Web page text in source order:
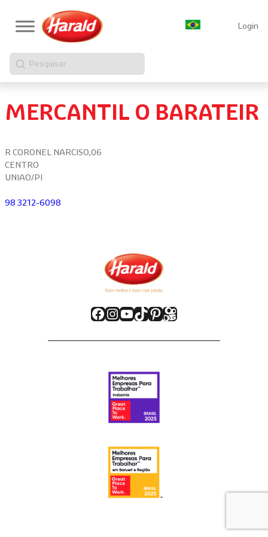
Login
Pesquisar
MERCANTIL O BARATEIR
R CORONEL NARCISO,06
CENTRO
UNIAO/PI
98 3212-6098
Facebook
Instagram
Youtube
TikTok
Pinterest
Kwai